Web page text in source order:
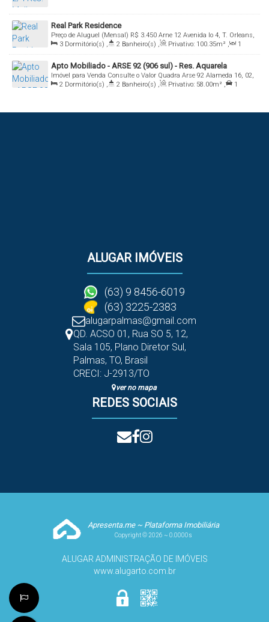
Brasil
Real Park Residence
R$ 3.450
Preço de Aluguel (Mensal)
Arne 12 Avenida lo 4, T. Orleans,
APTO 1003, 77006-050, Plano Diretor Norte, Palmas, Tocantins,
Brasil
3 Dormitório(s) , 2 Banheiro(s) , Privativo: 100.35m² ,
1
Sala(s) , 1 Suíte(s) , Total: 0.01m² , 1 Vaga(s) ,
Útil:
100.00 m²
Apto Mobiliado - ARSE 92 (906 sul) - Res. Aquarela
Consulte o Valor
Imóvel para Venda
Quadra Arse 92 Alameda 16, 02,
Res. Aquarela Apto 501, 77023-418, Plano Diretor Sul, Palmas,
2 Dormitório(s) , 2 Banheiro(s) , Privativo: 58.00m² ,
1
ALUGAR IMÓVEIS
(63) 9 8456-6019
(63) 3225-2383
alugarpalmas@gmail.com
QD. ACSO 01, Rua SO 5, 12,
Sala 105, Plano Diretor Sul ,
Palmas, TO, Brasil
CRECI: J-2913/TO
ver no mapa
REDES SOCIAIS
Apresenta.me ~ Plataforma Imobiliária
Copyright © 2026 ~ 0.0000s
ALUGAR ADMINISTRAÇÃO DE IMÓVEIS
www.alugarto.com.br